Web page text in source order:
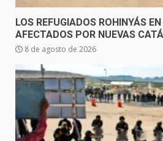
LOS REFUGIADOS ROHINYÁS
AFECTADOS POR NUEVAS
8 de agosto de 2026